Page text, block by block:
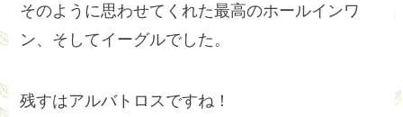
そのように思わせてくれた最高のホールインワ
ン、そしてイーグルでした。
残すはアルバトロスですね！